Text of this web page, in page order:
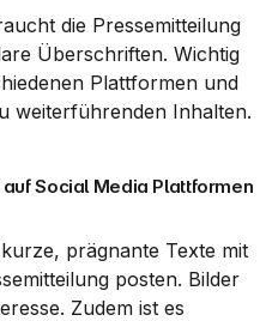
die Pressemitteilung
Überschriften. Wichtig
Plattformen und
weiterführenden Inhalten.
Social Media Plattformen
prägnante Texte mit
posten. Bilder
Zudem ist es